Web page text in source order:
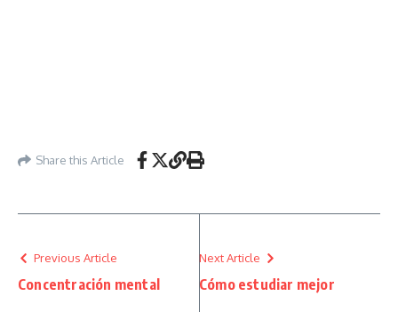
Share this Article
Previous Article
Concentración mental
Next Article
Cómo estudiar mejor